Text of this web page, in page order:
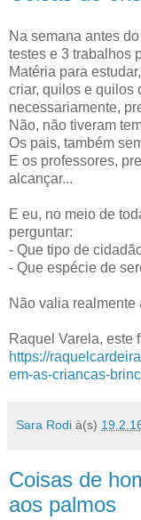
Na semana antes
testes e 3 trabalhos
Matéria para
criar, quilos e quilos
necessariamente,
Não, não tiveram
Os pais, também
E os professores,
alcançar...
E eu, no meio de
perguntar:
- Que tipo de
- Que espécie de
Não valia realmente
Raquel Varela, este
https://
em-as-criancas-
Sara Rodi à(s)
Coisas de
aos palmos